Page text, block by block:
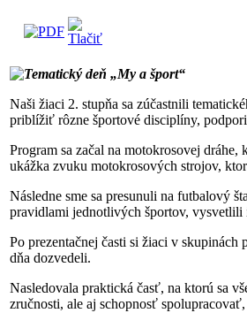
Tematický deň „My a šport“
Naši žiaci 2. stupňa sa zúčastnili
priblížiť rôzne športové disciplíny,
Program sa začal na motokrosovej
ukážka zvuku motokrosových strojov,
Následne sme sa presunuli na futbalový
pravidlami jednotlivých športov, vysvetlili
Po prezentačnej časti si žiaci v
dňa dozvedeli.
Nasledovala praktická časť, na ktorú sa
zručnosti, ale aj schopnosť